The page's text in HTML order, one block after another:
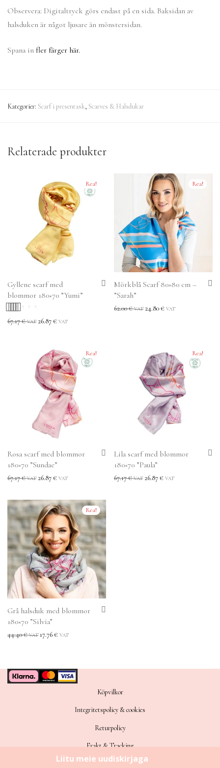
Observera: Digitaltryck görs endast på en sida. Baksidan av
halsduken är något ljusare än mönstersidan.
Spana in fler färger här.
Kategorier: Scarf i presentask, Scarves & Halsdukar
Relaterade produkter
Rea!
Gyllene scarf med
blommor 180×70 ”Yumi”
Betygsatt5.00
67.17€ VAT 26.87€ VAT
Rea!
Mörkblå Scarf 80×80 cm –
”Sarah”
62.00€ VAT 24.80€ VAT
Rea!
Rosa scarf med blommor
180×70 ”Sundae”
67.17€ VAT 26.87€ VAT
Rea!
Lila scarf med blommor
180×70 ”Paula”
67.17€ VAT 26.87€ VAT
Rea!
Grå halsduk med blommor
180×70 ”Silvia”
44.40€ VAT 17.76€ VAT
Köpvilkor
Integritetspolicy & cookies
Returpolicy
Frakt & Tracking
Sitemap